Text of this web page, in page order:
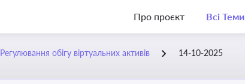
Про проєкт Всі Теми
Регулювання обігу віртуальних активів 14-10-2025